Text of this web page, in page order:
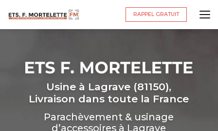
principal
RAPPEL GRATUIT
Usine à Lagrave (81150),
Livraison dans toute la France
Parachèvement & usinage
d’accessoires à Lagrave